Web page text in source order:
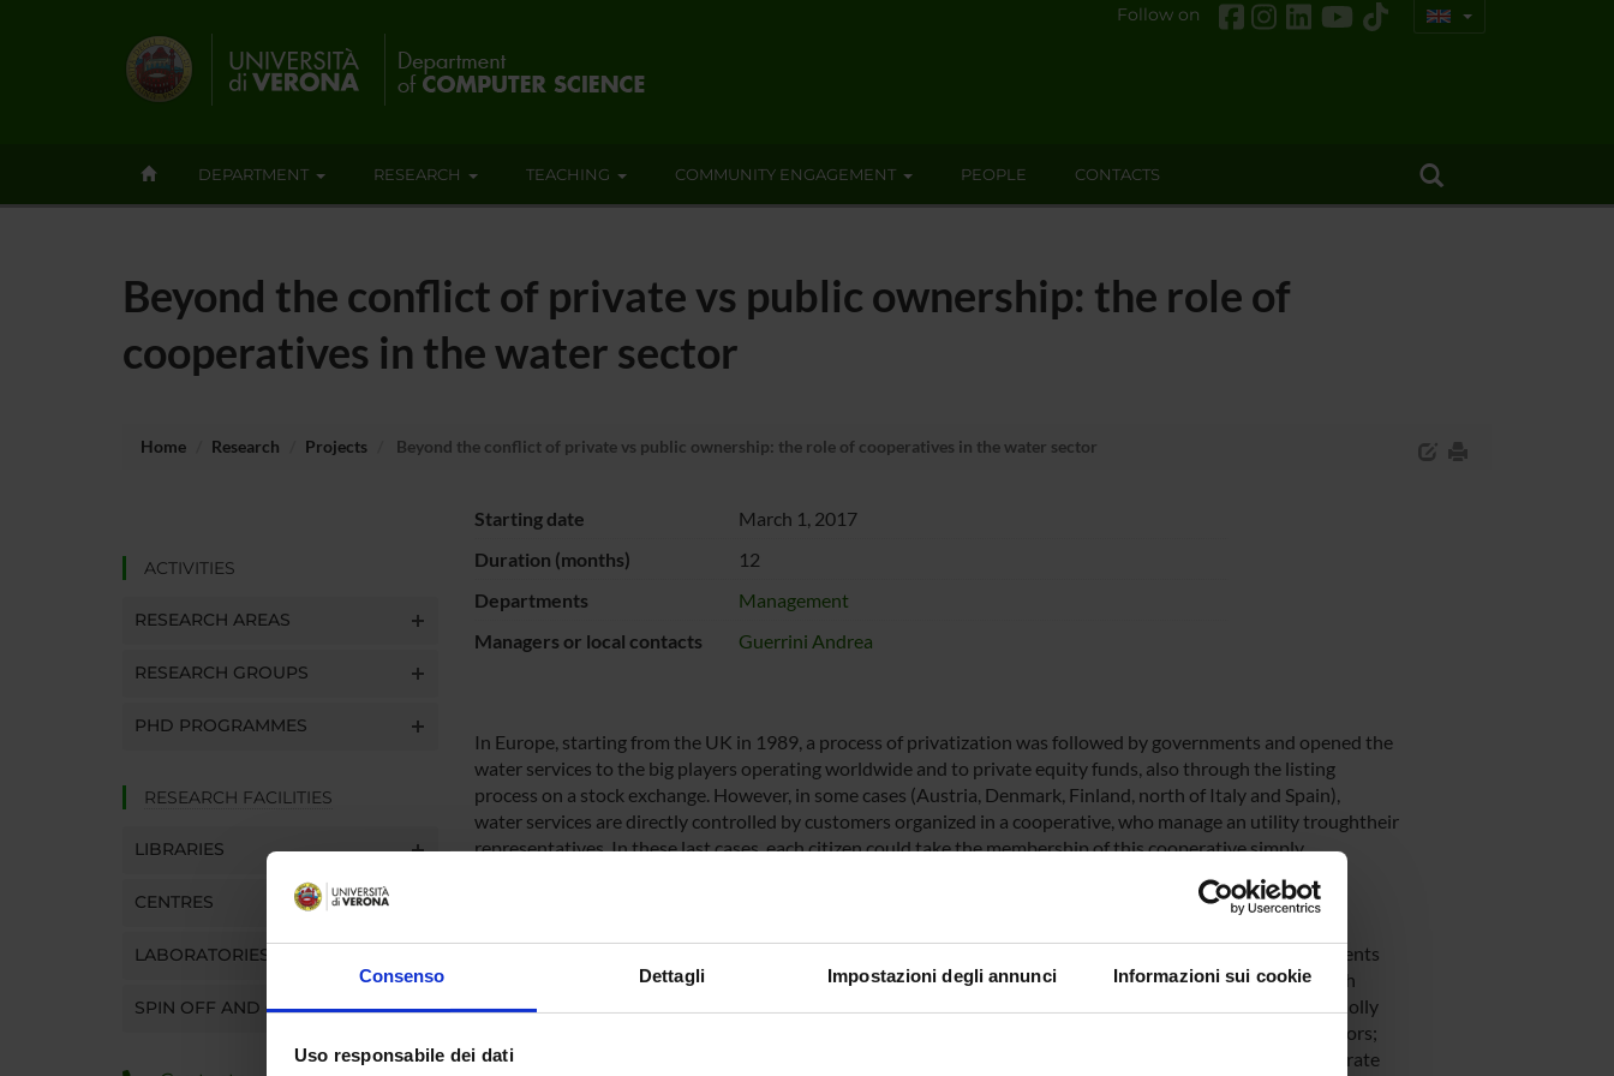
Consenso Dettagli Impostazioni degli annunci Informazioni sui cookie
Uso responsabile dei dati
Follow on
DEPARTMENT RESEARCH TEACHING COMMUNITY ENGAGEMENT PEOPLE CONTACTS
Beyond the conflict of private vs public ownership: the role of
cooperatives in the water sector
Home Research Projects Beyond the conflict of private vs public ownership: the role of cooperatives in the water sector
ACTIVITIES
RESEARCH AREAS
RESEARCH GROUPS
PHD PROGRAMMES
RESEARCH FACILITIES
LIBRARIES
CENTRES
LABORATORIES
SPIN OFF AND COMPANIES
Starting date
March 1, 2017
Duration (months)
12
Departments
Management
Managers or local contacts
Guerrini Andrea
In Europe, starting from the UK in 1989, a process of privatization was followed by governments and opened the
water services to the big players operating worldwide and to private equity funds, also through the listing
process on a stock exchange. However, in some cases (Austria, Denmark, Finland, north of Italy and Spain),
water services are directly controlled by customers organized in a cooperative, who manage an utility troughtheir
representatives. In these last cases, each citizen could take the membership of this cooperative simply
trough the ownership of an apartment or farms in rural areas. This give the right to take part to the annual
assembly, where all relevant information should be discussed and relevant decisions are taken.
Firstly it aims to demonstrate the existence of any differences in terms of water price affordability, investments
per capita realization and capability to collect funds between water cooperatives and other water firms with
different ownership structures, with a more typical governance for the sector. The latter group includes: wholly
publicly owned firms, as municipals or State owned company; wholly private firms, owned by private investors;
and mixed firms, as Public-Private Partnership (PPP). The second aim of this project is to analyse the corporate